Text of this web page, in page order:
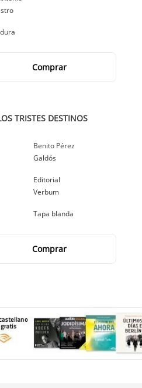
Comprar
TRISTES DESTINOS
Autor
Benito Pérez
Galdós
Editorial
Editorial
Verbum
Tapa blanda
Comprar